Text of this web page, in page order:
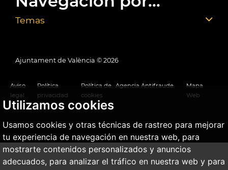
Utilizamos cookies
Usamos cookies y otras técnicas de rastreo para mejorar
tu experiencia de navegación en nuestra web, para
mostrarte contenidos personalizados y anuncios
adecuados, para analizar el tráfico en nuestra web y para
Temas
Ajuntament de València © 2026
Aviso
legal
Política
privacidad
Política de
cookies
Agencia Antifraude
Mapa
Web